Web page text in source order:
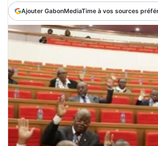
Ajouter GabonMediaTime à vos sources